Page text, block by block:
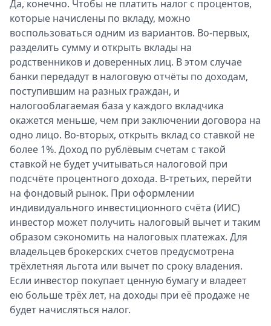
Да, конечно. Чтобы не платить налог с процентов,
которые начислены по вкладу, можно
воспользоваться одним из вариантов. Во-первых,
разделить сумму и открыть вклады на
родственников и доверенных лиц. В этом случае
банки передадут в налоговую отчёты по доходам,
поступившим на разных граждан, и
налогооблагаемая база у каждого вкладчика
окажется меньше, чем при заключении договора на
одно лицо. Во-вторых, открыть вклад со ставкой не
более 1%. Доход по рублёвым счетам с такой
ставкой не будет учитываться налоговой при
подсчёте процентного дохода. В-третьих, перейти
на фондовый рынок. При оформлении
индивидуального инвестиционного счёта (ИИС)
инвестор может получить налоговый вычет и таким
образом сэкономить на налоговых платежах. Для
владельцев брокерских счетов предусмотрена
трёхлетняя льгота или вычет по сроку владения.
Если инвестор покупает ценную бумагу и владеет
ею больше трёх лет, на доходы при её продаже не
будет начисляться налог.